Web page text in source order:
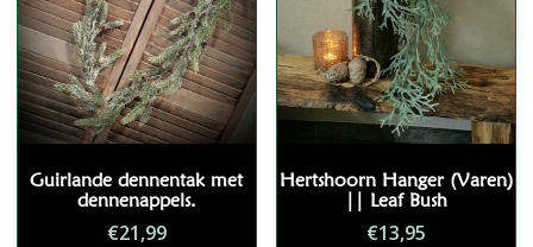
Guirlande dennentak met
dennenappels.
€21,99
Hertshoorn Hanger (Varen)
|| Leaf Bush
€13,95